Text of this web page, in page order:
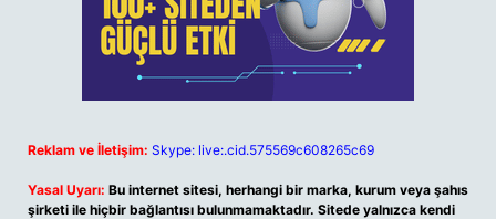
Reklam ve İletişim: Skype: live:.cid.575569c608265c69
Yasal Uyarı: Bu internet sitesi, herhangi bir marka, kurum veya şahıs
şirketi ile hiçbir bağlantısı bulunmamaktadır. Sitede yalnızca kendi